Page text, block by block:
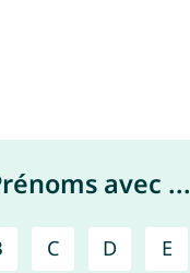
avec ...
C D E